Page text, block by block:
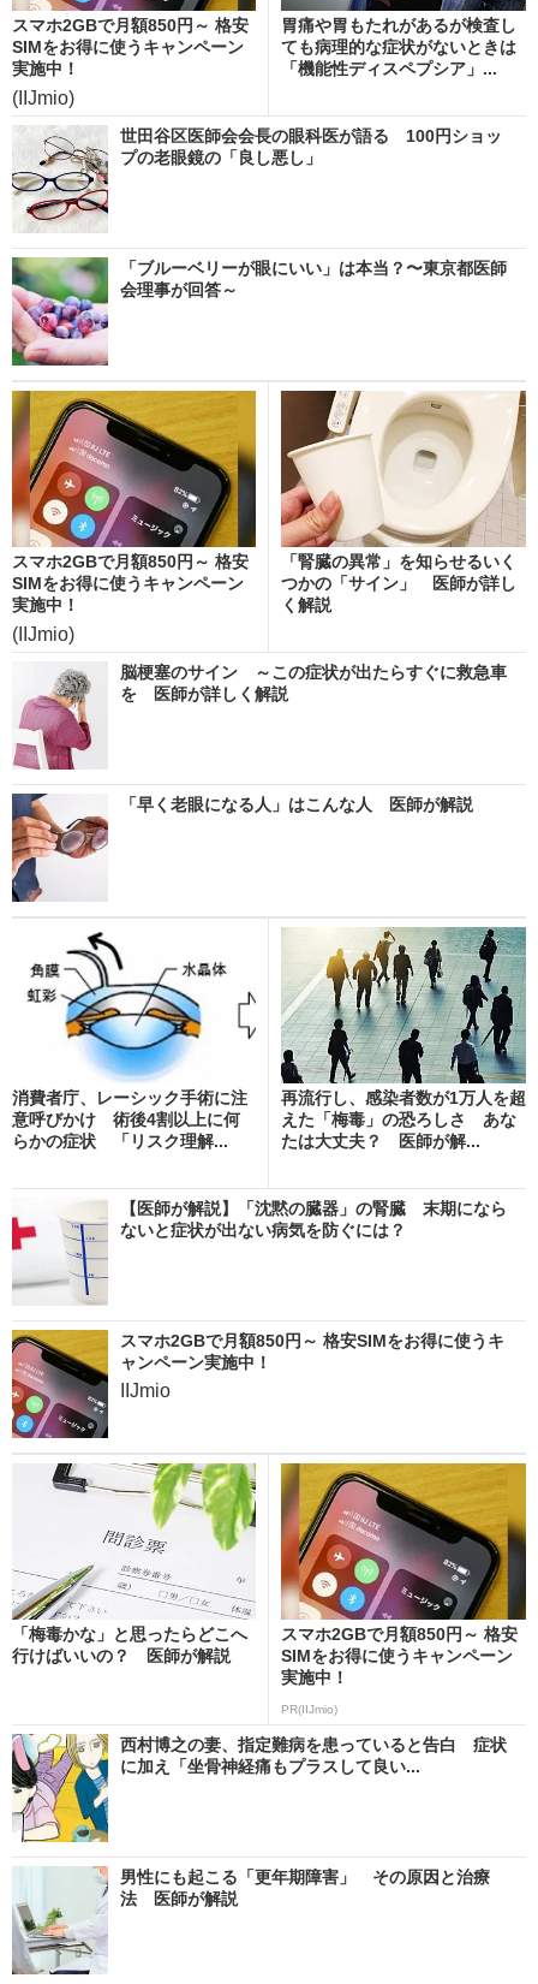
スマホ2GBで月額850円～ 格安
SIMをお得に使うキャンペーン
実施中！
(IIJmio)
胃痛や胃もたれがあるが検査し
ても病理的な症状がないときは
「機能性ディスペプシア」...
世田谷区医師会会長の眼科医が語る 100円ショッ
プの老眼鏡の「良し悪し」
「ブルーベリーが眼にいい」は本当？〜東京都医師
会理事が回答～
スマホ2GBで月額850円～ 格安
SIMをお得に使うキャンペーン
実施中！
(IIJmio)
「腎臓の異常」を知らせるいく
つかの「サイン」 医師が詳し
く解説
脳梗塞のサイン ～この症状が出たらすぐに救急車
を 医師が詳しく解説
「早く老眼になる人」はこんな人 医師が解説
消費者庁、レーシック手術に注
意呼びかけ 術後4割以上に何
らかの症状 「リスク理解...
再流行し、感染者数が1万人を超
えた「梅毒」の恐ろしさ あな
たは大丈夫？ 医師が解...
【医師が解説】「沈黙の臓器」の腎臓 末期になら
ないと症状が出ない病気を防ぐには？
スマホ2GBで月額850円～ 格安SIMをお得に使うキ
ャンペーン実施中！
IIJmio
「梅毒かな」と思ったらどこへ
行けばいいの？ 医師が解説
スマホ2GBで月額850円～ 格安
SIMをお得に使うキャンペーン
実施中！
PR(IIJmio)
西村博之の妻、指定難病を患っていると告白 症状
に加え「坐骨神経痛もプラスして良い...
男性にも起こる「更年期障害」 その原因と治療
法 医師が解説